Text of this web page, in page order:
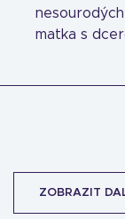
matka s
ZOBRAZIT